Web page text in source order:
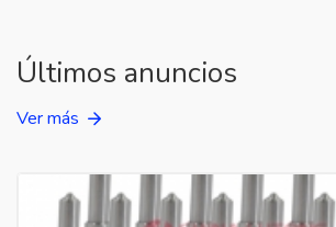
Últimos anuncios
Ver más